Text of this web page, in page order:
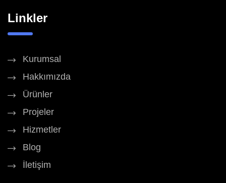
Linkler
Kurumsal
Hakkımızda
Ürünler
Projeler
Hizmetler
Blog
İletişim